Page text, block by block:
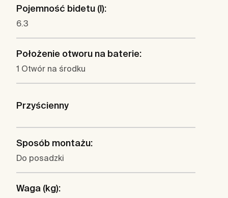
Pojemność bidetu (l):
6.3
Położenie otworu na baterie:
1 Otwór na środku
Przyścienny
Sposób montażu:
Do posadzki
Waga (kg):